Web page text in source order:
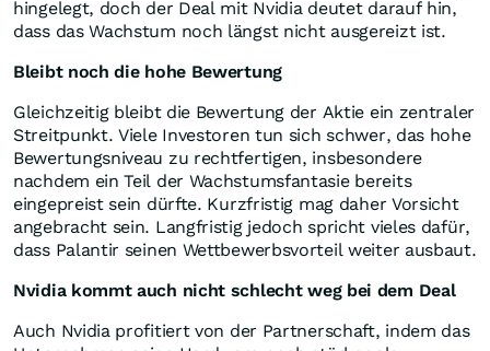
hingelegt, doch der Deal mit Nvidia deutet darauf hin,
dass das Wachstum noch längst nicht ausgereizt ist.
Bleibt noch die hohe Bewertung
Gleichzeitig bleibt die Bewertung der Aktie ein zentraler
Streitpunkt. Viele Investoren tun sich schwer, das hohe
Bewertungsniveau zu rechtfertigen, insbesondere
nachdem ein Teil der Wachstumsfantasie bereits
eingepreist sein dürfte. Kurzfristig mag daher Vorsicht
angebracht sein. Langfristig jedoch spricht vieles dafür,
dass Palantir seinen Wettbewerbsvorteil weiter ausbaut.
Nvidia kommt auch nicht schlecht weg bei dem Deal
Auch Nvidia profitiert von der Partnerschaft, indem das